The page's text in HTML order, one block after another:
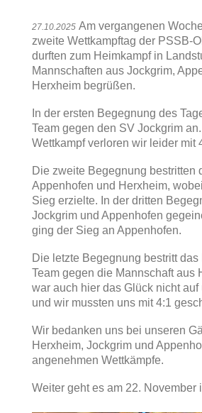
27.10.2025 Am vergangenen
zweite Wettkampftag der PSSB-
durften zum Heimkampf in
Mannschaften aus Jockgrim,
Herxheim begrüßen.
In der ersten Begegnung des
Team gegen den SV Jockgrim
Wettkampf verloren wir leider mit
Die zweite Begegnung bestritten
Appenhofen und Herxheim,
Sieg erzielte. In der dritten
Jockgrim und Appenhofen
ging der Sieg an Appenhofen.
Die letzte Begegnung bestritt
Team gegen die Mannschaft aus
war auch hier das Glück nicht auf
und wir mussten uns mit 4:1
Wir bedanken uns bei unseren
Herxheim, Jockgrim und
angenehmen Wettkämpfe.
Weiter geht es am 22. November